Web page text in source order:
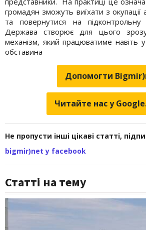
громадян зможуть виїхати з окупації
та повернутися на підконтрольну
Держава створює для цього
механізм, який працюватиме навіть
обставина
Допомогти
Читайте нас у
Не пропусти інші цікаві статті,
bigmir)net у facebook
Статті на тему